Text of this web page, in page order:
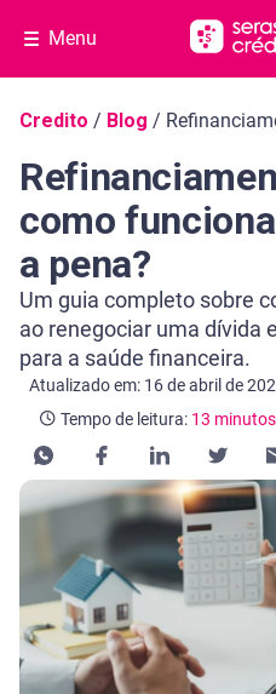
Menu
Navegação do blog
Credito / Blog /
como
a pena?
Um guia completo sobre
ao renegociar uma dívida
para a saúde financeira.
Atualizado em: 16 de abril de
Categoria Cartão de Crédito
Tempo de leitura: 13 minutos
Tempo de leitura: 13 minutos